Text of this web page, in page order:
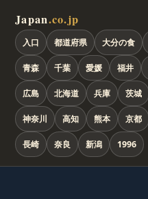
Japan.co.jp
入口 都道府県 大分の食
青森 千葉 愛媛 福井
広島 北海道 兵庫 茨城
神奈川 高知 熊本 京都
長崎 奈良 新潟 1996